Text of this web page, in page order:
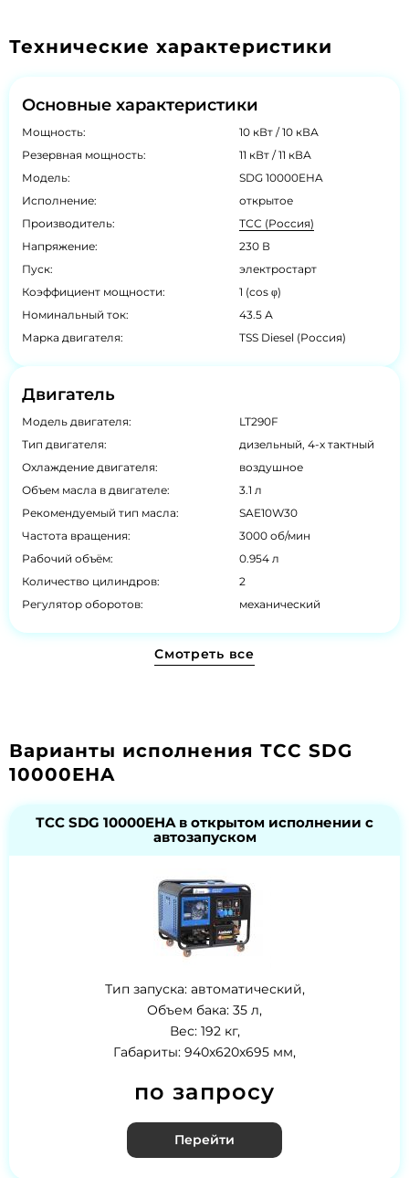
Технические характеристики
Основные характеристики
Мощность:
10 кВт / 10 кВА
Резервная мощность:
11 кВт / 11 кВА
Модель:
SDG 10000EHA
Исполнение:
открытое
Производитель:
ТСС (Россия)
Напряжение:
230 В
Пуск:
электростарт
Коэффициент мощности:
1 (cos φ)
Номинальный ток:
43.5 А
Марка двигателя:
TSS Diesel (Россия)
Двигатель
Модель двигателя:
LT290F
Тип двигателя:
дизельный, 4-х тактный
Охлаждение двигателя:
воздушное
Объем масла в двигателе:
3.1 л
Рекомендуемый тип масла:
SAE10W30
Частота вращения:
3000 об/мин
Рабочий объём:
0.954 л
Количество цилиндров:
2
Регулятор оборотов:
механический
Смотреть все
Варианты исполнения ТСС SDG
10000EHA
ТСС SDG 10000EHA в открытом исполнении с
автозапуском
Тип запуска: автоматический,
Объем бака: 35 л,
Вес: 192 кг,
Габариты: 940x620x695 мм,
по запросу
Перейти